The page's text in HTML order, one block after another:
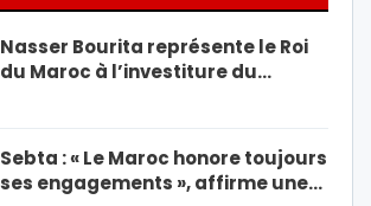
Nasser Bourita représente le Roi
du Maroc à l’investiture du…
Sebta : « Le Maroc honore toujours
ses engagements », affirme une…